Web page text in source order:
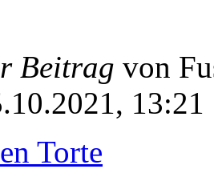
Beitrag von
13:21
Torte